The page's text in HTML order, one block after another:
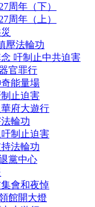
周年（下）
周年（上）
壓法輪功
吁制止中共迫害
官罪行
能量場
止迫害
府大遊行
輪功
制止迫害
法輪功
黨中心
會和夜悼
館開大燈